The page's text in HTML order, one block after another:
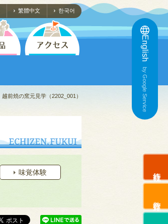
繁體中文 한국어
English
by Google Service
越前焼の窯元見学（2202_001）
味覚体験